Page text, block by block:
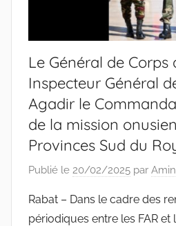
Le Général de Corps
Inspecteur Général
Agadir le
de la mission
Provinces Sud du
Publié le 20/02/2025 par
Rabat – Dans le cadre des
périodiques entre les FAR et